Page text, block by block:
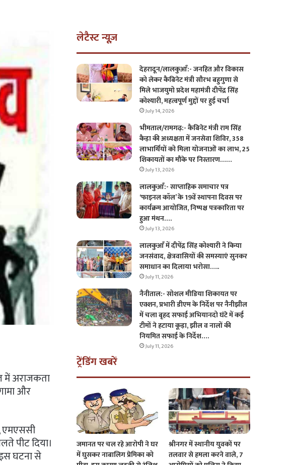
में अराजकता
और
एमएससी
पीट दिया।
घटना से
लेटैस्ट न्यूज़
देहरादून/लालकुआँ:- जनहित और विकास
को लेकर कैबिनेट मंत्री सौरभ बहुगुणा से
मिले भाजयुमो प्रदेश महामंत्री दीपेंद्र सिंह
कोश्यारी, महत्वपूर्ण मुद्दों पर हुई चर्चा
July 14, 2026
भीमताल/रामगढ़:- कैबिनेट मंत्री राम सिंह
कैड़ा की अध्यक्षता में जनसेवा शिविर, 358
लाभार्थियों को मिला योजनाओं का लाभ, 25
शिकायतों का मौके पर निस्तारण……
July 13, 2026
लालकुआँ:- साप्ताहिक समाचार पत्र
‘फाइनल कॉल’ के 19वें स्थापना दिवस पर
कार्यक्रम आयोजित, निष्पक्ष पत्रकारिता पर
हुआ मंथन….
July 13, 2026
लालकुआँ में दीपेंद्र सिंह कोश्यारी ने किया
जनसंवाद, क्षेत्रवासियों की समस्याएं सुनकर
समाधान का दिलाया भरोसा…..
July 11, 2026
नैनीताल:- सोशल मीडिया शिकायत पर
एक्शन, प्रभारी डीएम के निर्देश पर नैनीझील
में चला बृहद सफाई अभियानदो घंटे में कई
टीमों ने हटाया कूड़ा, झील व नालों की
नियमित सफाई के निर्देश….
July 11, 2026
ट्रेंडिंग खबरें
जमानत पर चल रहे आरोपी ने घर
में घुसकर नाबालिग प्रेमिका को
श्रीनगर में स्थानीय युवकों पर
तलवार से हमला करने वाले, 7